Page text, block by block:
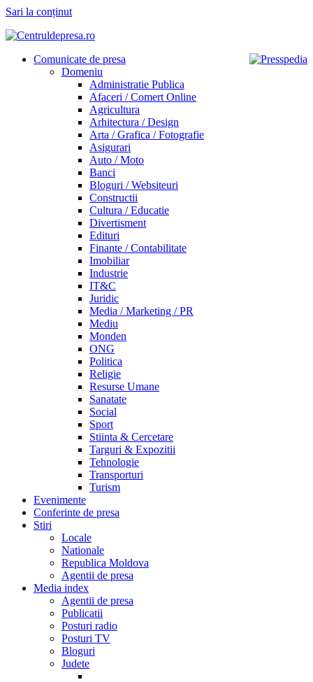
Sari la conținut
Comunicate de presa
Domeniu
Administratie Publica
Afaceri / Comert Online
Agricultura
Arhitectura / Design
Arta / Grafica / Fotografie
Asigurari
Auto / Moto
Banci
Bloguri / Websiteuri
Constructii
Cultura / Educatie
Divertisment
Edituri
Finante / Contabilitate
Imobiliar
Industrie
IT&C
Juridic
Media / Marketing / PR
Mediu
Monden
ONG
Politica
Religie
Resurse Umane
Sanatate
Social
Sport
Stiinta & Cercetare
Targuri & Expozitii
Tehnologie
Transporturi
Turism
Evenimente
Conferinte de presa
Stiri
Locale
Nationale
Republica Moldova
Agentii de presa
Media index
Agentii de presa
Publicatii
Posturi radio
Posturi TV
Bloguri
Judete